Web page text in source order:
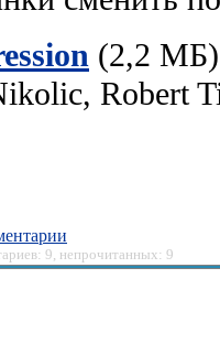
(2,2 МБ)
Robert
9, непрочитанных: 9